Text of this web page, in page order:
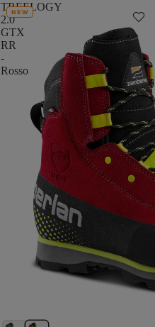
TREELOGY
2.0
GTX
RR
-
Rosso
NEW